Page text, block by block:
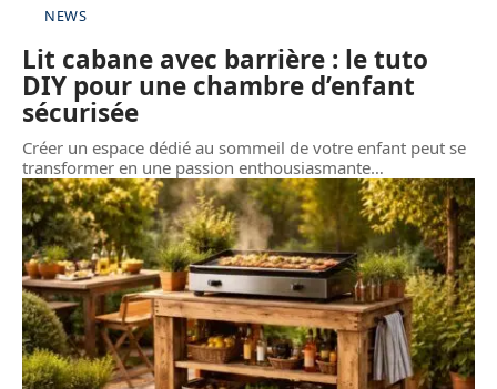
NEWS
Lit cabane avec barrière : le tuto
DIY pour une chambre d’enfant
sécurisée
Créer un espace dédié au sommeil de votre enfant peut se
transformer en une passion enthousiasmante…